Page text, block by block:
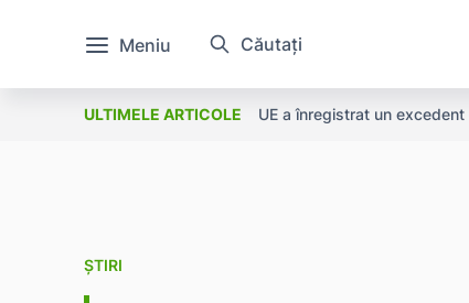
Meniu Căutați
ULTIMELE ARTICOLE UE a înregistrat un
ȘTIRI